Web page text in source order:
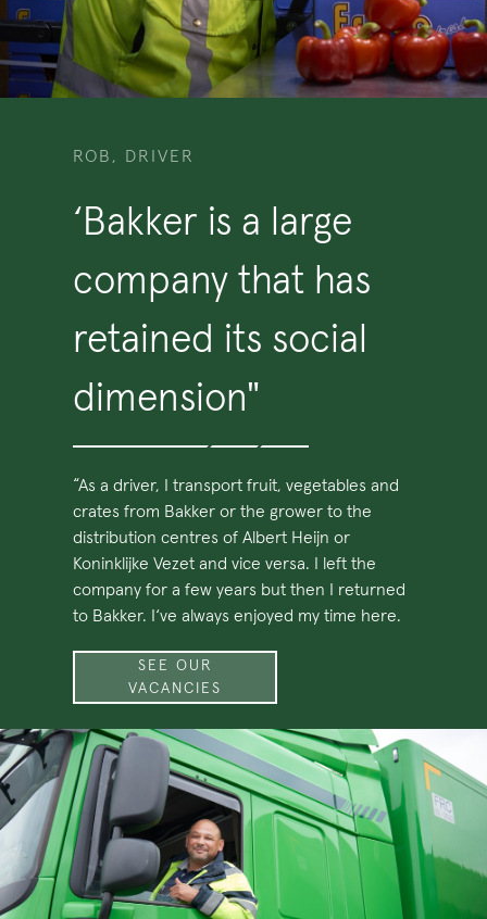
ROB, DRIVER
‘Bakker is a large
company that has
retained its social
dimension"
“As a driver, I transport fruit, vegetables and
crates from Bakker or the grower to the
distribution centres of Albert Heijn or
Koninklijke Vezet and vice versa. I left the
company for a few years but then I returned
to Bakker. I‘ve always enjoyed my time here.
SEE OUR
VACANCIES